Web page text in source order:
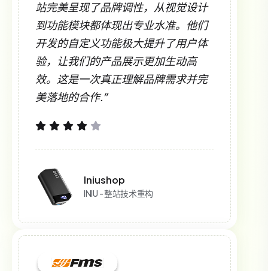
站完美呈现了品牌调性，从视觉设计
到功能模块都体现出专业水准。他们
开发的自定义功能极大提升了用户体
验，让我们的产品展示更加生动高
效。这是一次真正理解品牌需求并完
美落地的合作.”
Iniushop
INIU - 整站技术重构